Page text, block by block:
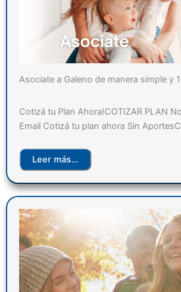
Asociate a Galeno de manera simple y
Cotizá tu Plan Ahora!COTIZAR PLAN
Email Cotizá tu plan ahora Sin
Leer más…